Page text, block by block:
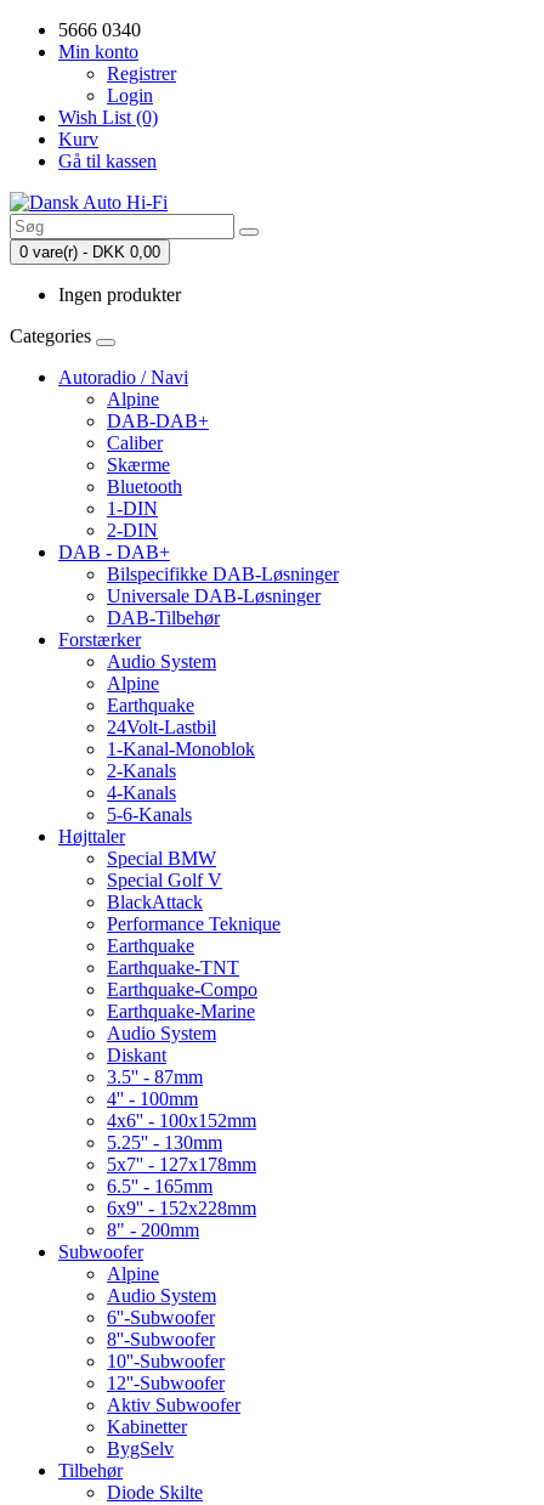
5666 0340
Min konto
Registrer
Login
Wish List (0)
Kurv
Gå til kassen
0 vare(r) - DKK 0,00
Ingen produkter
Categories
Autoradio / Navi
Alpine
DAB-DAB+
Caliber
Skærme
Bluetooth
1-DIN
2-DIN
DAB - DAB+
Bilspecifikke DAB-Løsninger
Universale DAB-Løsninger
DAB-Tilbehør
Forstærker
Audio System
Alpine
Earthquake
24Volt-Lastbil
1-Kanal-Monoblok
2-Kanals
4-Kanals
5-6-Kanals
Højttaler
Special BMW
Special Golf V
BlackAttack
Performance Teknique
Earthquake
Earthquake-TNT
Earthquake-Compo
Earthquake-Marine
Audio System
Diskant
3.5'' - 87mm
4'' - 100mm
4x6'' - 100x152mm
5.25'' - 130mm
5x7'' - 127x178mm
6.5'' - 165mm
6x9'' - 152x228mm
8" - 200mm
Subwoofer
Alpine
Audio System
6''-Subwoofer
8''-Subwoofer
10''-Subwoofer
12''-Subwoofer
Aktiv Subwoofer
Kabinetter
BygSelv
Tilbehør
Diode Skilte